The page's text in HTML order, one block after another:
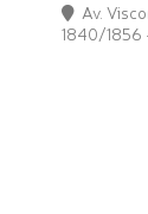
Av.
1840/1856